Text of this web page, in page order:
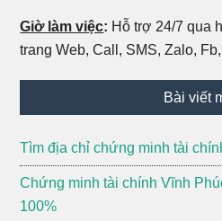
Giờ làm việc: Hỗ trợ 24/7 qua
trang Web, Call, SMS, Zalo,
Bài viết
Tìm địa chỉ chứng minh tài
Chứng minh tài chính Vĩnh
100%